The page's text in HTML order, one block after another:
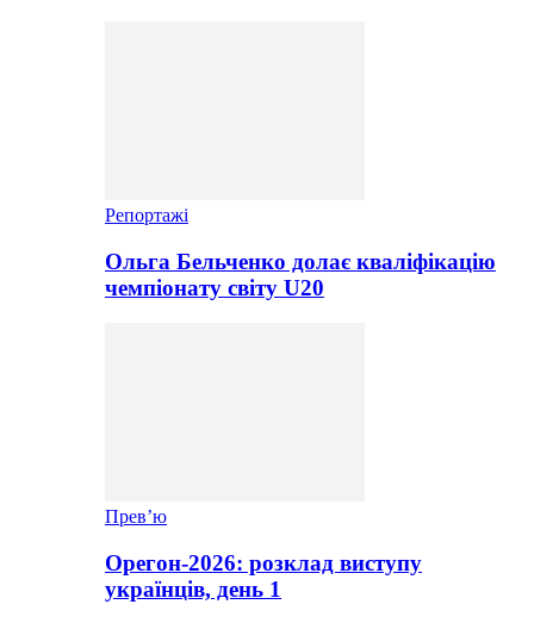
Репортажі
Ольга Бельченко долає кваліфікацію
чемпіонату світу U20
Прев’ю
Орегон-2026: розклад виступу
українців, день 1